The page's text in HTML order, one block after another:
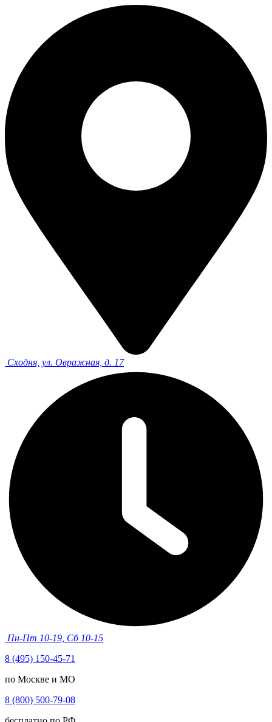
Сходня, ул. Овражная, д. 17
Пн-Пт 10-19, Сб 10-15
8 (495) 150-45-71
по Москве и МО
8 (800) 500-79-08